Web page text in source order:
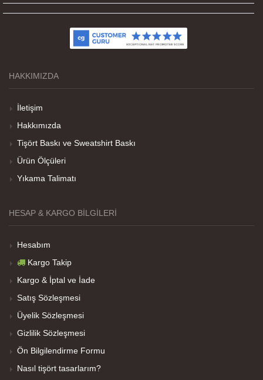
Kumaş kalitesi ve basım harika.
Teşekkürler
Her sey iyi ama baskı göründüğü gibi değil daha
soluk
HAKKIMIZDA
İletişim
Hakkımızda
Tişört Baskı ve Sweatshirt Baskı
Ürün Ölçüleri
Yıkama Talimatı
HESAP & KARGO BILGILERI
Hesabım
Kargo Takip
Kargo & İptal ve İade
Satış Sözleşmesi
Üyelik Sözleşmesi
Gizlilik Sözleşmesi
Ön Bilgilendirme Formu
Nasıl tişört tasarlarım?